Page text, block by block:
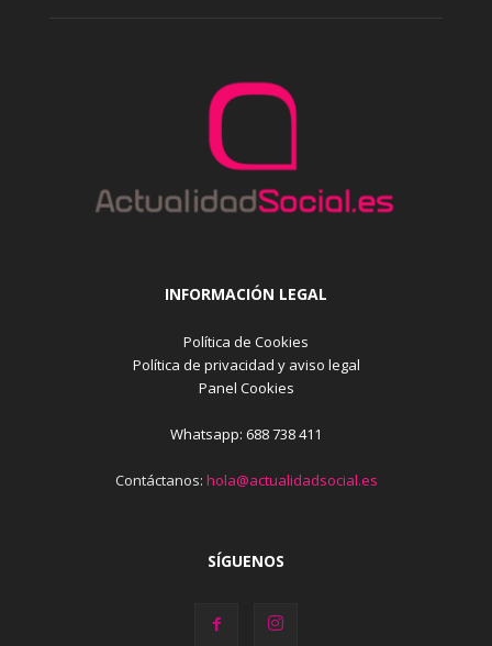
INFORMACIÓN LEGAL
Política de Cookies
Política de privacidad y aviso legal
Panel Cookies
Whatsapp: 688 738 411
Contáctanos: hola@actualidadsocial.es
SÍGUENOS